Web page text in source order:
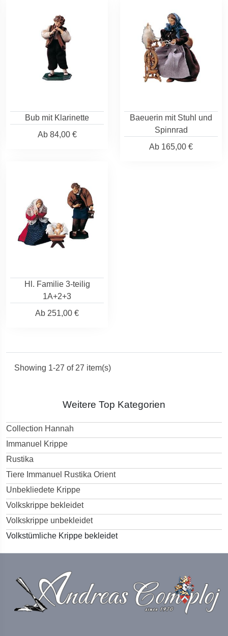
Bub mit Klarinette
Ab84,00 €
Baeuerin mit Stuhl und
Spinnrad
Ab 165,00 €
Hl. Familie 3-teilig
1A+2+3
Ab 251,00 €
Showing 1-27 of 27 item(s)
Weitere Top Kategorien
Collection Hannah
Immanuel Krippe
Rustika
Tiere Immanuel Rustika Orient
Unbekliedete Krippe
Volkskrippe bekleidet
Volkskrippe unbekleidet
Volkstümliche Krippe bekleidet